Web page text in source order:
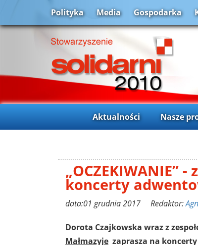
Polityka Media Gospodarka
Aktualności Nasze
„OCZEKIWANIE”
koncerty
data:01 grudnia 2017 Redaktor:
Dorota Czajkowska wraz z
Małmazyje zaprasza na